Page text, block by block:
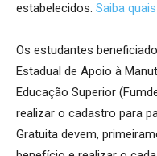
estabelecidos. Saiba
Os estudantes
Estadual de Apoio à
Educação Superior
realizar o cadastro para
Gratuita devem,